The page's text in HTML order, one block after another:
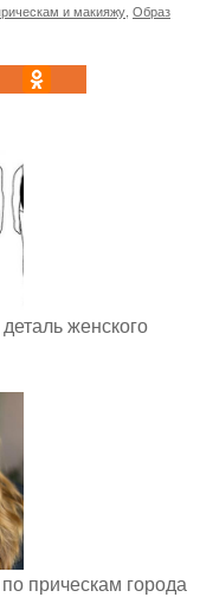
и макияжу, Образ
женского
прическам города